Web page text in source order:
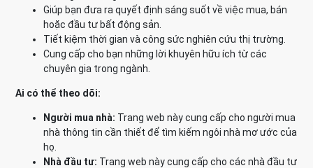
Giúp bạn đưa ra quyết định sáng suốt về việc mua, bán
hoặc đầu tư bất động sản.
Tiết kiệm thời gian và công sức nghiên cứu thị trường.
Cung cấp cho bạn những lời khuyên hữu ích từ các
chuyên gia trong ngành.
Ai có thể theo dõi:
Người mua nhà: Trang web này cung cấp cho người mua
nhà thông tin cần thiết để tìm kiếm ngôi nhà mơ ước của
họ.
Nhà đầu tư: Trang web này cung cấp cho các nhà đầu tư